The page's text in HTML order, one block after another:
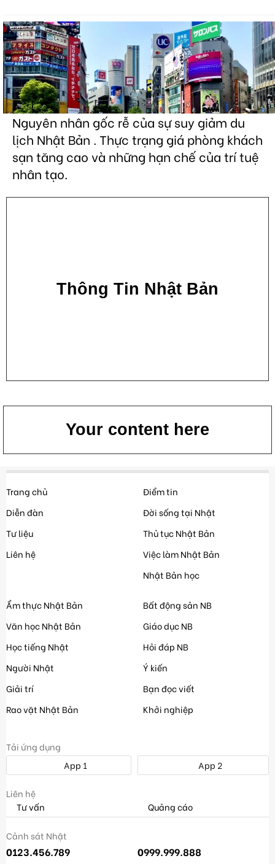
Nguyên nhân gốc rễ của sự suy giảm du
lịch Nhật Bản . Thực trạng giá phòng khách
sạn tăng cao và những hạn chế của trí tuệ
nhân tạo.
Thông Tin Nhật Bản
Your content here
Trang chủ
Diễn đàn
Tư liệu
Liên hệ
Điểm tin
Đời sống tại Nhật
Thủ tục Nhật Bản
Việc làm Nhật Bản
Nhật Bản học
Ẩm thực Nhật Bản
Văn học Nhật Bản
Học tiếng Nhật
Người Nhật
Giải trí
Rao vặt Nhật Bản
Bất động sản NB
Giáo dục NB
Hỏi đáp NB
Ý kiến
Bạn đọc viết
Khởi nghiệp
Tải ứng dụng
App 1
App 2
Liên hệ
Tư vấn
Quảng cáo
Cảnh sát Nhật
0123.456.789 0999.999.888